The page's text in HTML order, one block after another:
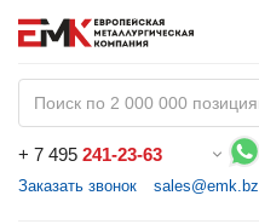
+ 7 495 241-23-63
Заказать звонок sales@emk.bz